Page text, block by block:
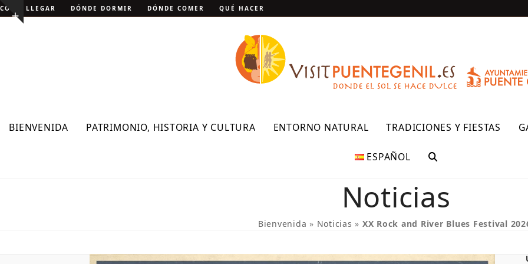
Skip
to Show
CÓMO LLEGAR DÓNDE DORMIR DÓNDE COMER QUÉ HACER
BIENVENIDA PATRIMONIO, HISTORIA Y CULTURA ENTORNO NATURAL TRADICIONES Y FIESTAS
ESPAÑOL
Noticias
Bienvenida » Noticias » XX Rock and River Blues Festival